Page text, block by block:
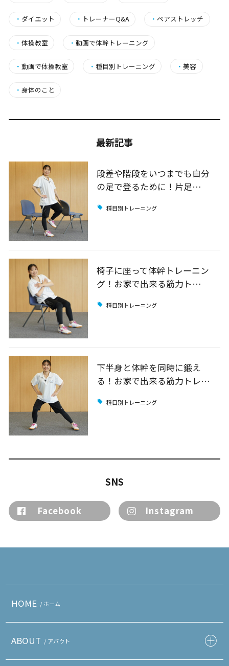
・ ダイエット ・ トレーナーQ&A ・ペアストレッチ
・ 体操教室 ・動画で体幹トレーニング
・ 動画で体操教室 ・種目別トレーニング ・美容
・ 身体のこと
最新記事
段差や階段をいつまでも自分
の足で登るために！片足…
種目別トレーニング
椅子に座って体幹トレーニン
グ！お家で出来る筋力ト…
種目別トレーニング
下半身と体幹を同時に鍛え
る！お家で出来る筋力トレ…
種目別トレーニング
SNS
Facebook Instagram
HOME / ホーム
ABOUT / アバウト